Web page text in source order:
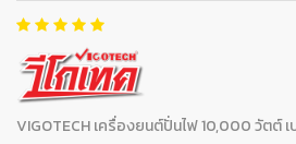
VIGOTECH เครื่องยนต์ปั่นไฟ 10,000 วัตต์ เ